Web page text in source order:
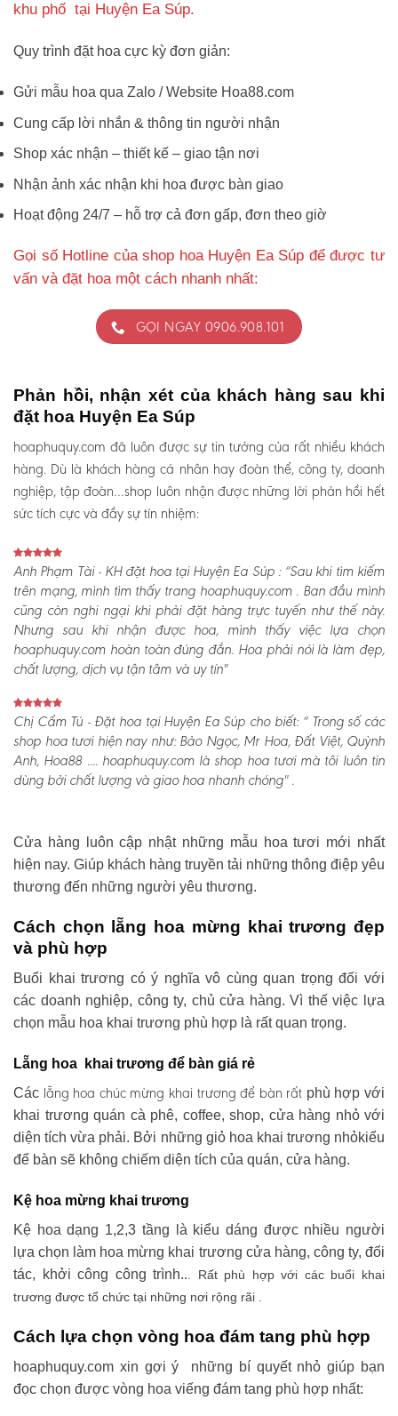
khu phố tại Huyện Ea Súp.
Quy trình đặt hoa cực kỳ đơn giản:
Gửi mẫu hoa qua Zalo / Website Hoa88.com
Cung cấp lời nhắn & thông tin người nhận
Shop xác nhận – thiết kế – giao tận nơi
Nhận ảnh xác nhận khi hoa được bàn giao
Hoạt động 24/7 – hỗ trợ cả đơn gấp, đơn theo giờ
Gọi số Hotline của shop hoa Huyện Ea Súp để được tư
vấn và đặt hoa một cách nhanh nhất:
GỌI NGAY 0906.908.101
Phản hồi, nhận xét của khách hàng sau khi
đặt hoa Huyện Ea Súp
hoaphuquy.com đã luôn được sự tin tưởng của rất nhiều khách
hàng. Dù là khách hàng cá nhân hay đoàn thể, công ty, doanh
nghiệp, tập đoàn…shop luôn nhận được những lời phản hồi hết
sức tích cực và đầy sự tín nhiệm:
Anh Phạm Tài - KH đặt hoa tại Huyện Ea Súp :“Sau khi tìm kiếm
trên mạng, mình tìm thấy trang hoaphuquy.com . Ban đầu mình
cũng còn nghi ngại khi phải đặt hàng trực tuyến như thế này.
Nhưng sau khi nhận được hoa, mình thấy việc lựa chọn
hoaphuquy.com hoàn toàn đúng đắn. Hoa phải nói là làm đẹp,
chất lượng, dịch vụ tận tâm và uy tín"
Chị Cẩm Tú - Đặt hoa tại Huyện Ea Súp cho biết:“ Trong số các
shop hoa tươi hiện nay như: Bảo Ngọc, Mr Hoa, Đất Việt, Quỳnh
Anh, Hoa88 .... hoaphuquy.com là shop hoa tươi mà tôi luôn tin
dùng bởi chất lượng và giao hoa nhanh chóng" .
Cửa hàng luôn cập nhật những mẫu hoa tươi mới nhất
hiện nay. Giúp khách hàng truyền tải những thông điệp yêu
thương đến những người yêu thương.
Cách chọn lẵng hoa mừng khai trương đẹp
và phù hợp
Buổi khai trương có ý nghĩa vô cùng quan trọng đối với
các doanh nghiệp, công ty, chủ cửa hàng. Vì thế việc lựa
chọn mẫu hoa khai trương phù hợp là rất quan trọng.
Lẵng hoa khai trương để bàn giá rẻ
Các lẵng hoa chúc mừng khai trương để bàn rất phù hợp với
khai trương quán cà phê, coffee, shop, cửa hàng nhỏ với
diện tích vừa phải. Bởi những giỏ hoa khai trương nhỏkiểu
để bàn sẽ không chiếm diện tích của quán, cửa hàng.
Kệ hoa mừng khai trương
Kệ hoa dạng 1,2,3 tầng là kiểu dáng được nhiều người
lựa chọn làm hoa mừng khai trương cửa hàng, công ty, đối
tác, khởi công công trình.. . Rất phù hợp với các buổi khai
trương được tổ chức tại những nơi rộng rãi .
Cách lựa chọn vòng hoa đám tang phù hợp
hoaphuquy.com xin gợi ý những bí quyết nhỏ giúp bạn
đọc chọn được vòng hoa viếng đám tang phù hợp nhất: